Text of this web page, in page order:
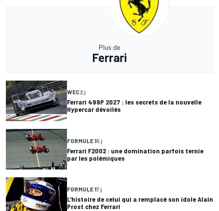
Plus de
Ferrari
WEC2 j
Ferrari 499P 2027 : les secrets de la nouvelle
Hypercar dévoilés
FORMULE 15 j
Ferrari F2002 : une domination parfois ternie
par les polémiques
FORMULE 17 j
L'histoire de celui qui a remplacé son idole Alain
Prost chez Ferrari